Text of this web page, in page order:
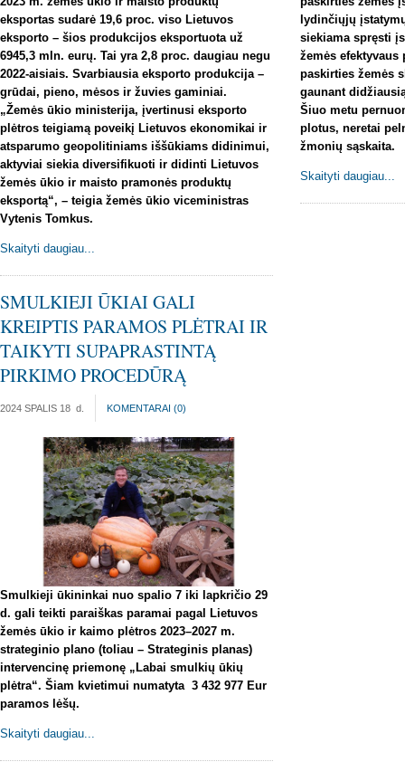
eksportas sudarė 19,6 proc. viso Lietuvos
eksporto – šios produkcijos eksportuota už
6945,3 mln. eurų. Tai yra 2,8 proc. daugiau negu
2022-aisiais. Svarbiausia eksporto produkcija –
grūdai, pieno, mėsos ir žuvies gaminiai.
„Žemės ūkio ministerija, įvertinusi eksporto
plėtros teigiamą poveikį Lietuvos ekonomikai ir
atsparumo geopolitiniams iššūkiams didinimui,
aktyviai siekia diversifikuoti ir didinti Lietuvos
žemės ūkio ir maisto pramonės produktų
eksportą“, – teigia žemės ūkio viceministras
Vytenis Tomkus.
Skaityti daugiau...
lydinčiųjų
siekiama spręsti
žemės
paskirties žemės
gaunant
Šiuo metu
plotus, neretai
žmonių sąskaita.
Skaityti daugiau...
SMULKIEJI ŪKIAI GALI
KREIPTIS PARAMOS PLĖTRAI IR
TAIKYTI SUPAPRASTINTĄ
PIRKIMO PROCEDŪRĄ
2024 SPALIS 18 d. KOMENTARAI (0)
Smulkieji ūkininkai nuo spalio 7 iki lapkričio 29
d. gali teikti paraiškas paramai pagal Lietuvos
žemės ūkio ir kaimo plėtros 2023–2027 m.
strateginio plano (toliau – Strateginis planas)
intervencinę priemonę „Labai smulkių ūkių
plėtra“. Šiam kvietimui numatyta 3 432 977 Eur
paramos lėšų.
Skaityti daugiau...